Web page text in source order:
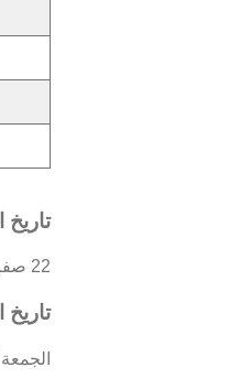
22 صفر 1448 ه
الجمعة 7 أغسطس 2026 م